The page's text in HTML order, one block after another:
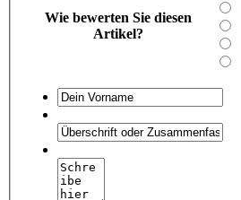
Wie bewerten Sie diesen
Artikel?